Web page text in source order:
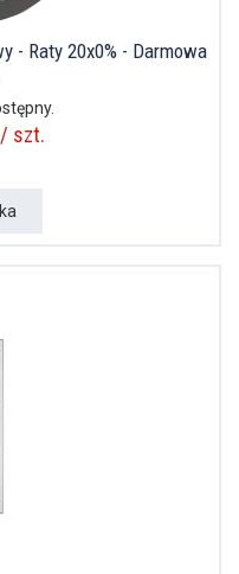
- Raty 20x0% - Darmowa
/ szt.